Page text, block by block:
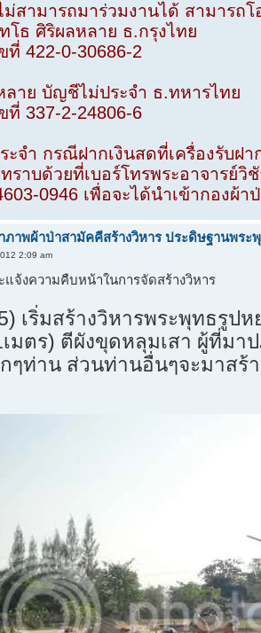
สามารถมาร่วมงานได้ สามารถ
โธ ศิริผลหลาย ธ.กรุงไทย
ที่ 422-0-30686-2
ลาย บัญชีไม่ประจำ ธ.ทหารไทย
ที่ 337-2-24806-6
จำ กรณีฝากเงินสดที่เครื่องรับฝา
าบด้วยที่เบอร์โทรพระอาจารย์วิ
0946 เพื่อจะได้นำเข้ากองผ้า
ภาพผ้าป่าสามัคคีสร้างวิหาร ประดิษฐานพ
2:09 am
แจ้งความคืบหน้าในการจัดสร้างวิหาร
เริ่มสร้างวิหารพระพุทธรูป
มตร) ตีผังขุดหลุมเสา ผู้ที่ม
ๆท่าน ส่วนท่านอื่นๆจะมาสร้